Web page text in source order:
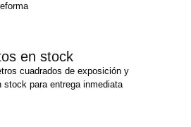
en stock
cuadrados de exposición y
stock para entrega inmediata